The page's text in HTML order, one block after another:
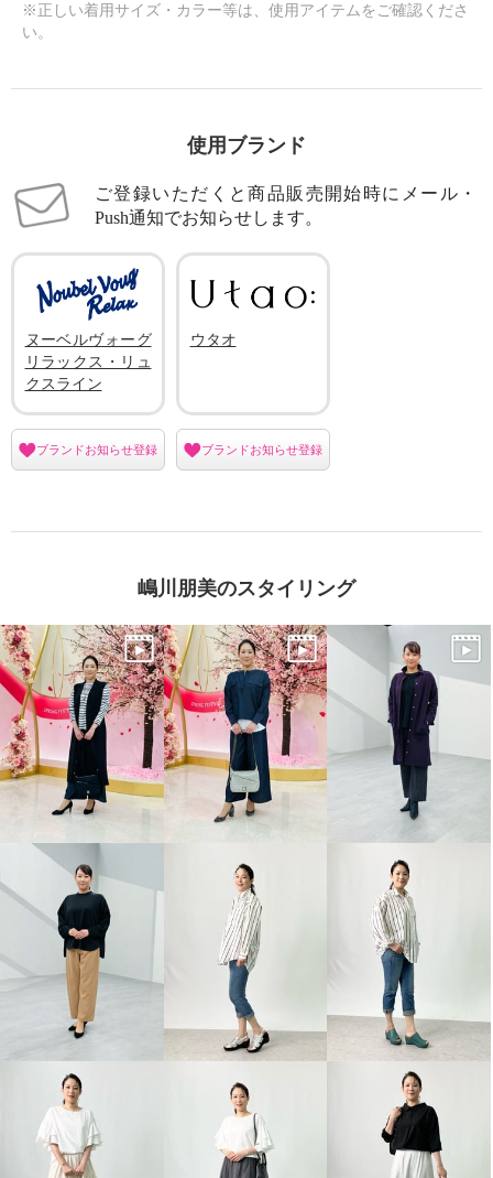
※正しい着用サイズ・カラー等は、使用アイテムをご確認くださ
い。
使用ブランド
ご登録いただくと商品販売開始時にメール・
Push通知でお知らせします。
ヌーベルヴォーグ
リラックス・リュ
クスライン
ブランドお知らせ登録
ウタオ
ブランドお知らせ登録
嶋川朋美のスタイリング